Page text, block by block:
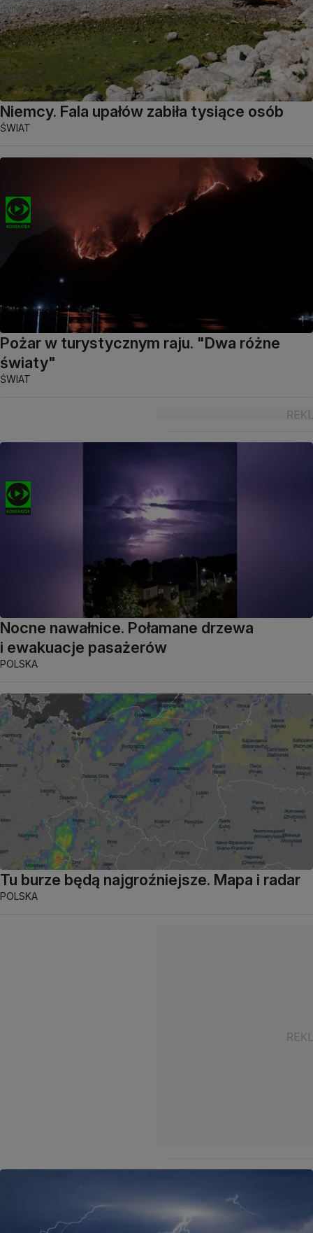
Niemcy. Fala upałów zabiła tysiące osób
ŚWIAT
Pożar w turystycznym raju. "Dwa różne
światy"
ŚWIAT
Nocne nawałnice. Połamane drzewa
i ewakuacje pasażerów
POLSKA
Tu burze będą najgroźniejsze. Mapa i radar
POLSKA